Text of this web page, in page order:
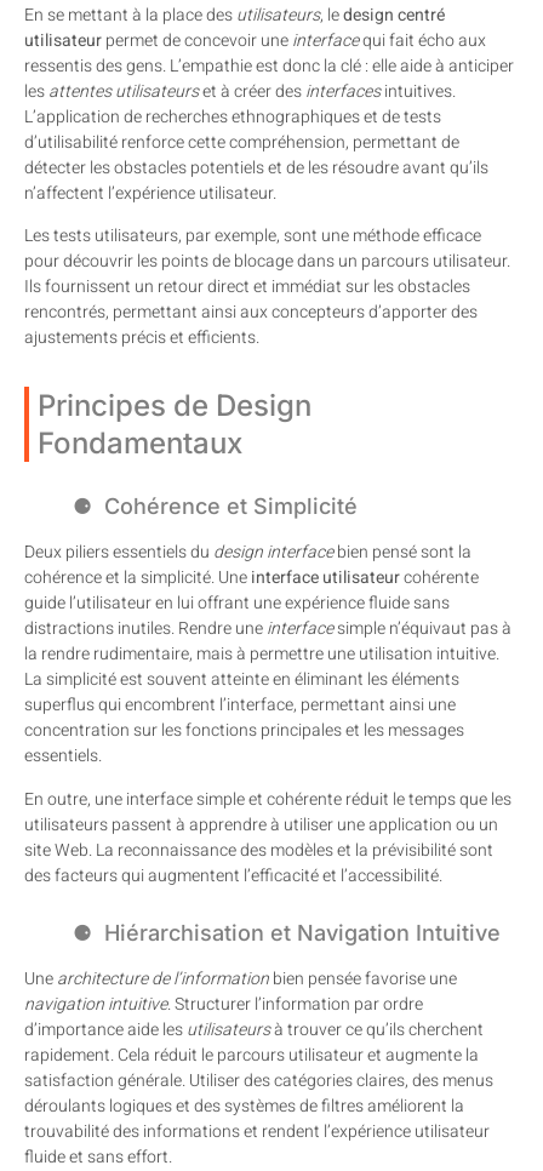
En se mettant à la place desutilisateurs, ledesign centré
utilisateurpermet de concevoir uneinterfacequi fait écho aux
ressentis des gens. L’empathie est donc la clé : elle aide à anticiper
lesattentes utilisateurset à créer desinterfacesintuitives.
L’application de recherches ethnographiques et de tests
d’utilisabilité renforce cette compréhension, permettant de
détecter les obstacles potentiels et de les résoudre avant qu’ils
n’affectent l’expérience utilisateur.
Les tests utilisateurs, par exemple, sont une méthode efficace
pour découvrir les points de blocage dans un parcours utilisateur.
Ils fournissent un retour direct et immédiat sur les obstacles
rencontrés, permettant ainsi aux concepteurs d’apporter des
ajustements précis et efficients.
Principes de Design
Fondamentaux
Cohérence et Simplicité
Deux piliers essentiels du design interfacebien pensé sont la
cohérence et la simplicité. Uneinterface utilisateurcohérente
guide l’utilisateur en lui offrant une expérience fluide sans
distractions inutiles. Rendre uneinterfacesimple n’équivaut pas à
la rendre rudimentaire, mais à permettre une utilisation intuitive.
La simplicité est souvent atteinte en éliminant les éléments
superflus qui encombrent l’interface, permettant ainsi une
concentration sur les fonctions principales et les messages
essentiels.
En outre, une interface simple et cohérente réduit le temps que les
utilisateurs passent à apprendre à utiliser une application ou un
site Web. La reconnaissance des modèles et la prévisibilité sont
des facteurs qui augmentent l’efficacité et l’accessibilité.
Hiérarchisation et Navigation Intuitive
Unearchitecture de l’informationbien pensée favorise une
navigation intuitive. Structurer l’information par ordre
d’importance aide lesutilisateursà trouver ce qu’ils cherchent
rapidement. Cela réduit le parcours utilisateur et augmente la
satisfaction générale. Utiliser des catégories claires, des menus
déroulants logiques et des systèmes de filtres améliorent la
trouvabilité des informations et rendent l’expérience utilisateur
fluide et sans effort.